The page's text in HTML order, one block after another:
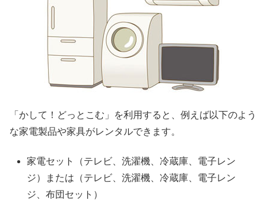
「かして！どっとこむ」を利用すると、例えば以下のよう
な家電製品や家具がレンタルできます。
家電セット（テレビ、洗濯機、冷蔵庫、電子レン
ジ）または（テレビ、洗濯機、冷蔵庫、電子レン
ジ、布団セット）